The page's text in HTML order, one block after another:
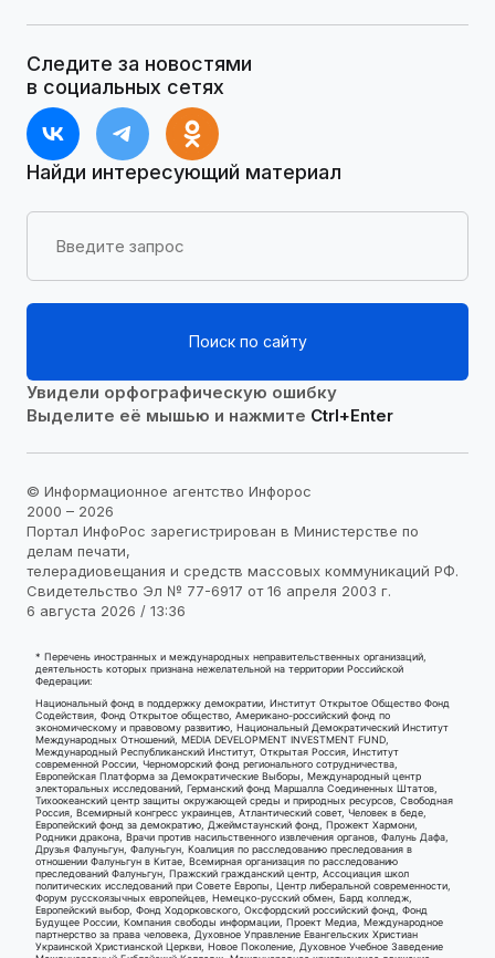
Следите за новостями
в социальных сетях
Найди интересующий материал
Поиск по сайту
Увидели орфографическую ошибку
Выделите её мышью и нажмите Ctrl+Enter
© Информационное агентство Инфорос
2000 – 2026
Портал ИнфоРос зарегистрирован в Министерстве по
делам печати,
телерадиовещания и средств массовых коммуникаций РФ.
Свидетельство Эл № 77-6917 от 16 апреля 2003 г.
6 августа 2026 / 13:36